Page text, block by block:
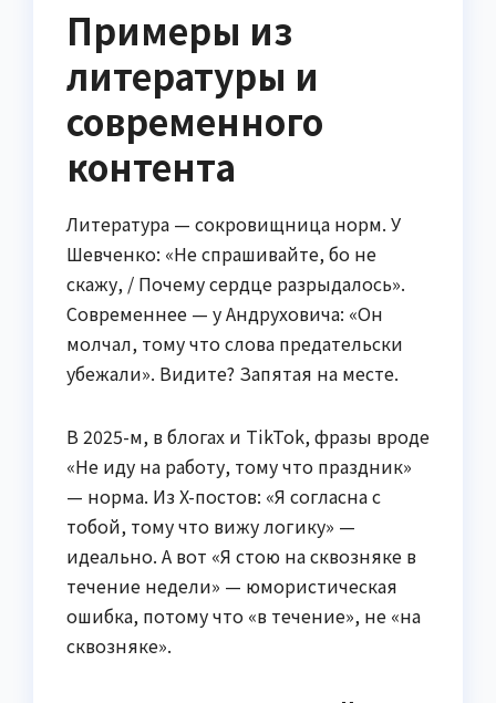
Примеры из
литературы и
современного
контента
Литература — сокровищница норм. У
Шевченко: «Не спрашивайте, бо не
скажу, / Почему сердце разрыдалось».
Современнее — у Андруховича: «Он
молчал, тому что слова предательски
убежали». Видите? Запятая на месте.
В 2025-м, в блогах и TikTok, фразы вроде
«Не иду на работу, тому что праздник»
— норма. Из X-постов: «Я согласна с
тобой, тому что вижу логику» —
идеально. А вот «Я стою на сквозняке в
течение недели» — юмористическая
ошибка, потому что «в течение», не «на
сквозняке».